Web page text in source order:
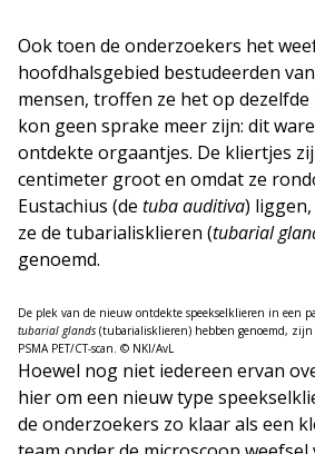
Ook toen de onderzoekers het
hoofdhalsgebied bestudeerden
mensen, troffen ze het op dezelfde
kon geen sprake meer zijn: dit
ontdekte orgaantjes. De kliertjes
centimeter groot en omdat ze
Eustachius (de tuba auditiva)
ze de tubarialisklieren (tubarial
genoemd.
De plek van de nieuw ontdekte speekselklieren in een
tubarial glands (tubarialisklieren) hebben genoemd,
PSMA PET/CT-scan. © NKI/AvL
Hoewel nog niet iedereen ervan
hier om een nieuw type
de onderzoekers zo klaar als een